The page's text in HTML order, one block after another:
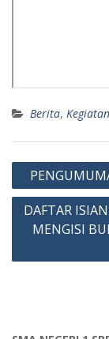
Berita, Kegiatan
Post
navigation
DAFTAR
MENGISI